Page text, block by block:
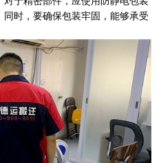
时，要确保包装牢固，能够承受